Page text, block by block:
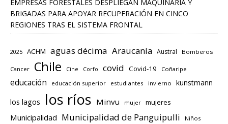
EMPRESAS FORESTALES DESPLIEGAN MAQUINARIA Y
BRIGADAS PARA APOYAR RECUPERACIÓN EN CINCO
REGIONES TRAS EL SISTEMA FRONTAL
2025 ACHM aguas décima Araucanía Austral Bomberos
Cancer Chile Cine Corfo covid Covid-19 Coñaripe
educación educación superior estudiantes invierno kunstmann
los lagos los ríos Minvu mujer mujeres
Municipalidad Municipalidad de Panguipulli Niños